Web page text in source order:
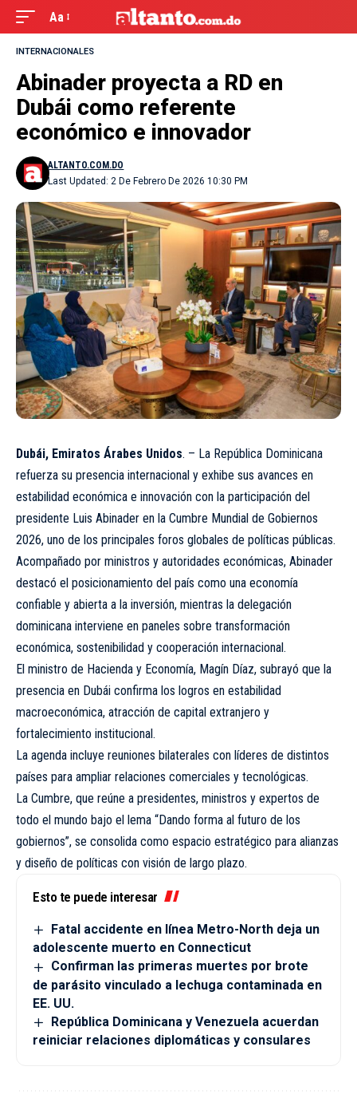
Aa
INTERNACIONALES
Abinader proyecta a RD en
Dubái como referente
económico e innovador
Last Updated: 2 De Febrero De 2026 10:30 PM
ALTANTO.COM.DO
Dubái, Emiratos Árabes Unidos. – La República Dominicana
refuerza su presencia internacional y exhibe sus avances en
estabilidad económica e innovación con la participación del
presidente Luis Abinader en la Cumbre Mundial de Gobiernos
2026, uno de los principales foros globales de políticas públicas.
Acompañado por ministros y autoridades económicas, Abinader
destacó el posicionamiento del país como una economía
confiable y abierta a la inversión, mientras la delegación
dominicana interviene en paneles sobre transformación
económica, sostenibilidad y cooperación internacional.
El ministro de Hacienda y Economía, Magín Díaz, subrayó que la
presencia en Dubái confirma los logros en estabilidad
macroeconómica, atracción de capital extranjero y
fortalecimiento institucional.
La agenda incluye reuniones bilaterales con líderes de distintos
países para ampliar relaciones comerciales y tecnológicas.
La Cumbre, que reúne a presidentes, ministros y expertos de
todo el mundo bajo el lema “Dando forma al futuro de los
gobiernos”, se consolida como espacio estratégico para alianzas
y diseño de políticas con visión de largo plazo.
Esto te puede interesar
Fatal accidente en línea Metro-North deja un
adolescente muerto en Connecticut
Confirman las primeras muertes por brote
de parásito vinculado a lechuga contaminada en
EE. UU.
República Dominicana y Venezuela acuerdan
reiniciar relaciones diplomáticas y consulares